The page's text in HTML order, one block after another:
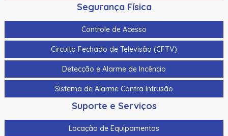
Segurança Física
Controle de Acesso
Circuito Fechado de Televisão (CFTV)
Detecção e Alarme de Incêncio
Sistema de Alarme Contra Intrusão
Suporte e Serviços
Locação de Equipamentos